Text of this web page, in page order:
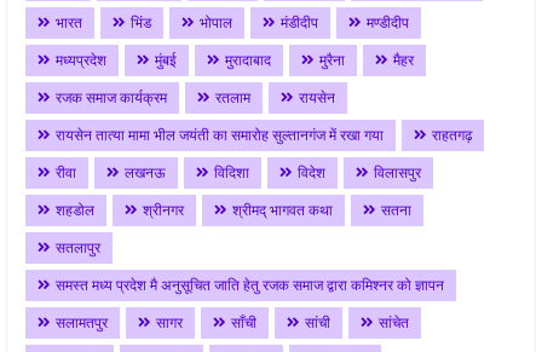
भारत
भिंड भोपाल मंडीदीप
मण्डीदीप
मध्यप्रदेश
मुंबई मुरादाबाद मुरैना
मैहर
रजक समाज कार्यक्रम
रतलाम
रायसेन
रायसेन तात्या मामा भील जयंती का समारोह सुल्तानगंज में रखा गया
राहतगढ़
रीवा
लखनऊ विदिशा विदेश
विलासपुर
शहडोल
श्रीनगर श्रीमद् भागवत कथा
सतना
सतलापुर
समस्त मध्य प्रदेश मै अनुसूचित जाति हेतु रजक समाज द्वारा कमिश्नर को ज्ञापन
सलामतपुर
सागर साँची सांची
सांचेत